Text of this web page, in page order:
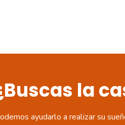
la
ayudarlo a realizar su